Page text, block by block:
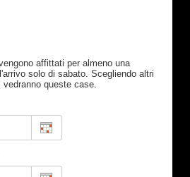
affittati per almeno una
solo di sabato. Scegliendo altri
queste case.